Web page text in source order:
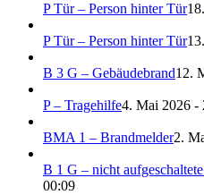
P Tür – Person hinter Tür
P Tür – Person hinter Tür
B 3 G – Gebäudebrand12.
P – Tragehilfe4. Mai 2026 -
BMA 1 – Brandmelder2.
B 1 G – nicht
00:09